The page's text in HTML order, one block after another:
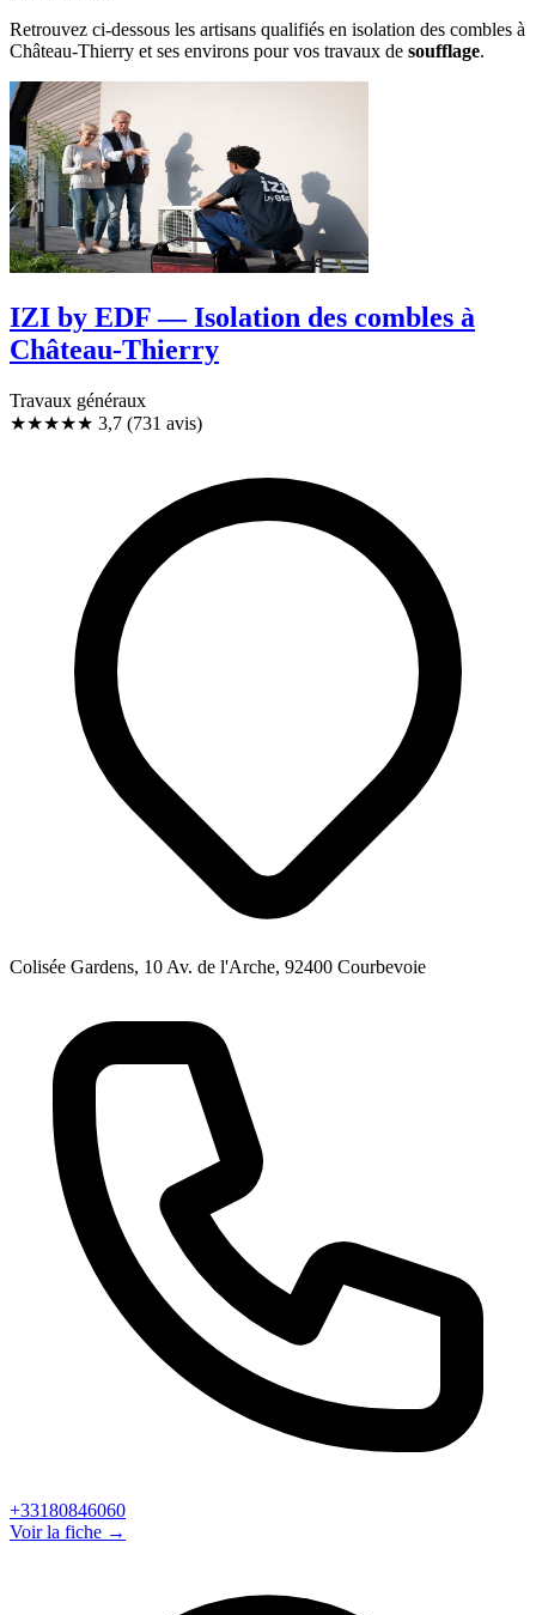
Retrouvez ci-dessous les artisans qualifiés en isolation des combles à
Château-Thierry et ses environs pour vos travaux de soufflage.
IZI by EDF — Isolation des combles à
Château-Thierry
Travaux généraux
★★★★★ 3,7 (731 avis)
Colisée Gardens, 10 Av. de l'Arche, 92400 Courbevoie
+33180846060
Voir la fiche →